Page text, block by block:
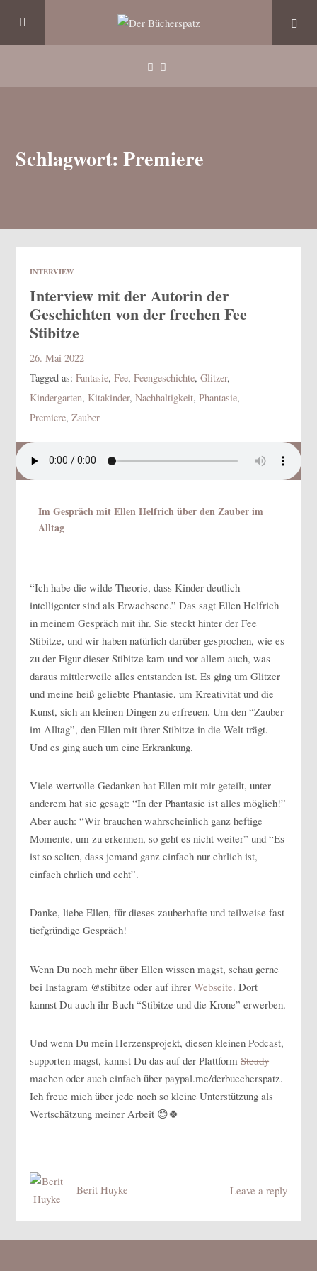
Schlagwort: Premiere
INTERVIEW
Interview mit der Autorin der
Geschichten von der frechen Fee
Stibitze
26. Mai 2022
Tagged as:Fantasie,Fee,Feengeschichte,Glitzer,
Kindergarten, Kitakinder,Nachhaltigkeit,Phantasie,
Premiere,Zauber
Im Gespräch mit Ellen Helfrich über den Zauber im
Alltag
“Ich habe die wilde Theorie, dass Kinder deutlich
intelligenter sind als Erwachsene.” Das sagt Ellen Helfrich
in meinem Gespräch mit ihr. Sie steckt hinter der Fee
Stibitze, und wir haben natürlich darüber gesprochen, wie es
zu der Figur dieser Stibitze kam und vor allem auch, was
daraus mittlerweile alles entstanden ist. Es ging um Glitzer
und meine heiß geliebte Phantasie, um Kreativität und die
Kunst, sich an kleinen Dingen zu erfreuen. Um den “Zauber
im Alltag”, den Ellen mit ihrer Stibitze in die Welt trägt.
Und es ging auch um eine Erkrankung.
Viele wertvolle Gedanken hat Ellen mit mir geteilt, unter
anderem hat sie gesagt: “In der Phantasie ist alles möglich!”
Aber auch: “Wir brauchen wahrscheinlich ganz heftige
Momente, um zu erkennen, so geht es nicht weiter” und “Es
ist so selten, dass jemand ganz einfach nur ehrlich ist,
einfach ehrlich und echt”.
Danke, liebe Ellen, für dieses zauberhafte und teilweise fast
tiefgründige Gespräch!
Wenn Du noch mehr über Ellen wissen magst, schau gerne
bei Instagram @stibitze oder auf ihrerWebseite. Dort
kannst Du auch ihr Buch “Stibitze und die Krone” erwerben.
Und wenn Du mein Herzensprojekt, diesen kleinen Podcast,
supporten magst, kannst Du das auf der PlattformSteady
machen oder auch einfach über paypal.me/derbuecherspatz.
Ich freue mich über jede noch so kleine Unterstützung als
Wertschätzung meiner Arbeit 😊🍀
Leave a reply
Berit Huyke